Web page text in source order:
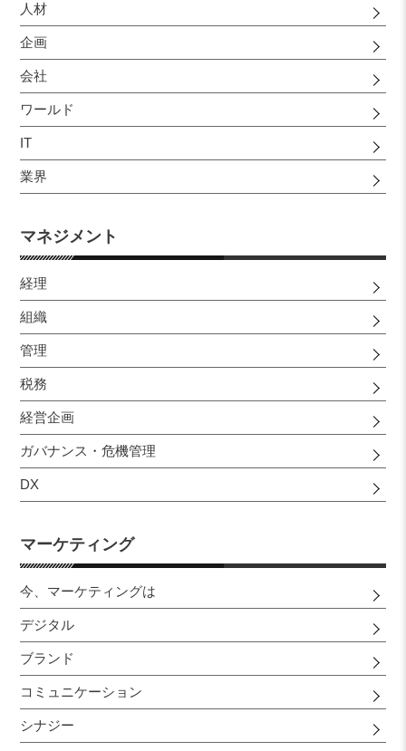
人材
企画
会社
ワールド
IT
業界
マネジメント
経理
組織
管理
税務
経営企画
ガバナンス・危機管理
DX
マーケティング
今、マーケティングは
デジタル
ブランド
コミュニケーション
シナジー